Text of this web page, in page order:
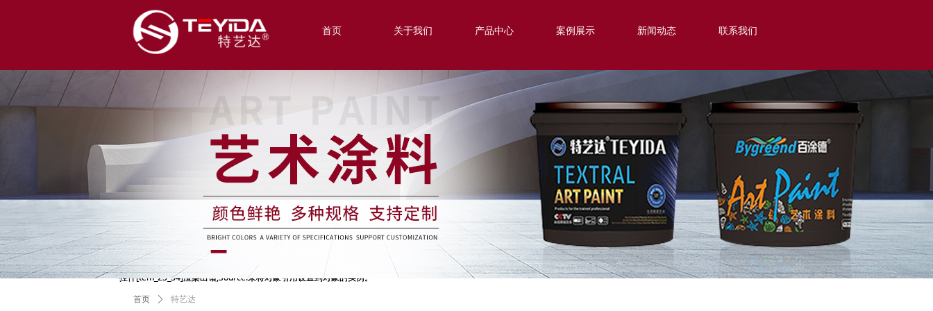
首页 关于我们 产品中心 案例展示 新闻动态 联系我们
首页 ꄲ 特艺达
控件[tem_25_34]渲染出错,Source:未将对象引用设置到对象的实例。
控件[tem_25_34]渲染出错,Source:未将对象引用设置到对象的实例。